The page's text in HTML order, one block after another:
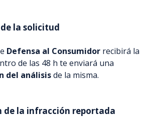
la solicitud
Defensa al Consumidor recibirá la
de las 48 h te enviará una
del análisisde la misma.
de la infracción reportada